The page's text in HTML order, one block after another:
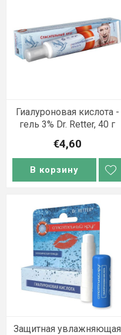
Гиалуроновая кислота -
гель 3% Dr. Retter, 40 г
€4,60
В корзину
Защитная увлажняющая